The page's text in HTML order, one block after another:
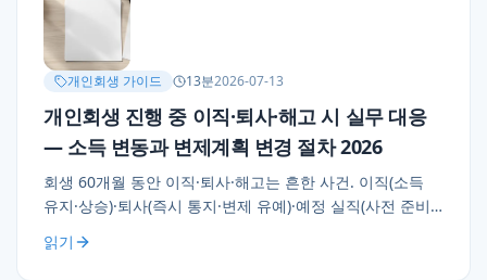
개인회생 가이드 13분2026-07-13
개인회생 진행 중 이직·퇴사·해고 시 실무 대응
— 소득 변동과 변제계획 변경 절차 2026
회생 60개월 동안 이직·퇴사·해고는 흔한 사건. 이직(소득
유지·상승)·퇴사(즉시 통지·변제 유예)·예정 실직(사전 준비)
숨은 함정과 사전 대비 3가지.
읽기